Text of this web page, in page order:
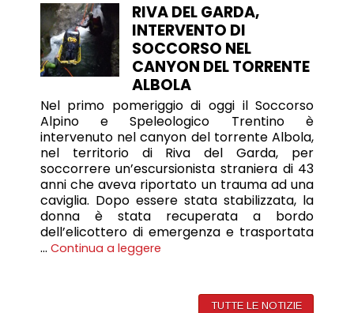
RIVA DEL GARDA,
INTERVENTO DI
SOCCORSO NEL
CANYON DEL TORRENTE
ALBOLA
Nel primo pomeriggio di oggi il Soccorso
Alpino e Speleologico Trentino è
intervenuto nel canyon del torrente Albola,
nel territorio di Riva del Garda, per
soccorrere un’escursionista straniera di 43
anni che aveva riportato un trauma ad una
caviglia. Dopo essere stata stabilizzata, la
donna è stata recuperata a bordo
dell’elicottero di emergenza e trasportata
… Continua a leggere
TUTTE LE NOTIZIE